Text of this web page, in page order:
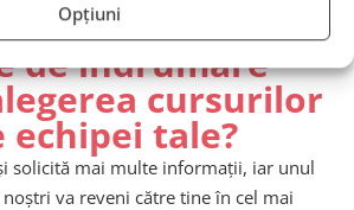
Opțiuni
de îndrumare
cursurilor
tale?
solicită mai multe informații, iar unul
va reveni către tine în cel mai